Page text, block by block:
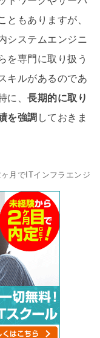
ともありますが、
システムエンジニ
を専門に取り扱う
キルがあるのであ
に、長期的に取り
を強調 しておきま
月でITインフラエンジ